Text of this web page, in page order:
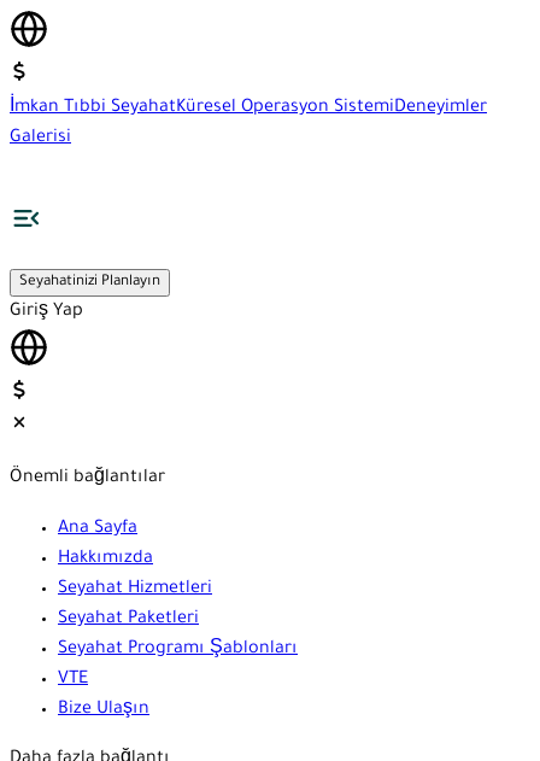
İmkan Tıbbi SeyahatKüresel Operasyon SistemiDeneyimler
Galerisi
Seyahatinizi Planlayın
Giriş Yap
Önemli bağlantılar
Ana Sayfa
Hakkımızda
Seyahat Hizmetleri
Seyahat Paketleri
Seyahat Programı Şablonları
VTE
Bize Ulaşın